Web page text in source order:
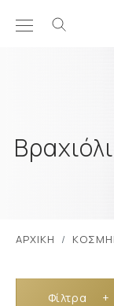
ΑΡΧΙΚΗ
Φίλτρα +